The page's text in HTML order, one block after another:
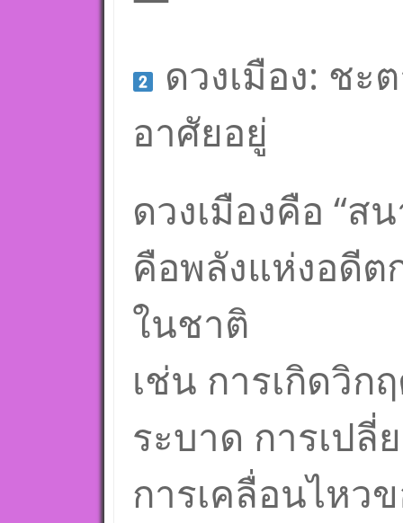
ดวงเมือง: ชะ
อาศัยอยู่
ดวงเมืองคือ “ส
คือพลังแห่งอดี
ในชาติ
เช่น การเกิดวิก
ระบาด การเป
การเคลื่อนไหว